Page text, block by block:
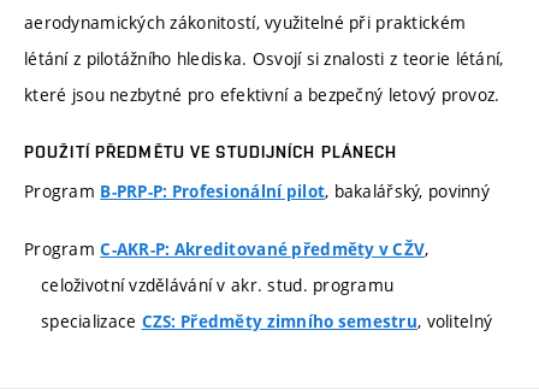
aerodynamických zákonitostí, využitelné při praktickém
létání z pilotážního hlediska. Osvojí si znalosti z teorie létání,
které jsou nezbytné pro efektivní a bezpečný letový provoz.
POUŽITÍ PŘEDMĚTU VE STUDIJNÍCH PLÁNECH
Program B-PRP-P: Profesionální pilot, bakalářský, povinný
ProgramC-AKR-P: Akreditované předměty v CŽV,
celoživotní vzdělávání v akr. stud. programu
specializace CZS: Předměty zimního semestru, volitelný